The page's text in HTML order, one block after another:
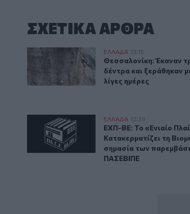
ΣΧΕΤΙΚA AΡΘΡΑ
Θεσσαλονίκη: Έκαναν τρύπες σε δέντρα
ΕΛΛAΔΑ 13:15
Θεσσαλονίκη: Έκαναν
Θεσσαλονίκη: Έκαναν
δέντρα και ξεράθηκαν
λίγες ημέρες
ΕΧΠ-ΒΕ: Το «Ενιαίο Πλαίσιο» που
ΕΛΛAΔΑ 12:39
ΕΧΠ-ΒΕ: Το «Ενιαίο
ΕΧΠ-ΒΕ: Το «Ενιαίο
Κατακερματίζει τη
σημασία των
ΠΑΣΕΒΙΠΕ